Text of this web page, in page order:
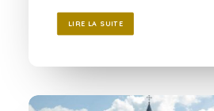
LIRE LA SUITE